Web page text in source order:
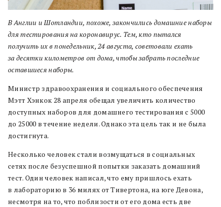
В Англии и Шотландии, похоже, закончились домашние наборы
для тестирования на коронавирус. Тем, кто пытался
получить их в понедельник, 24 августа, советовали ехать
за десятки километров от дома, чтобы забрать последние
оставшиеся наборы.
Министр здравоохранения и социального обеспечения
Мэтт Хэнкок 28 апреля обещал увеличить количество
доступных наборов для домашнего тестирования с 5000
до 25000 в течение недели. Однако эта цель так и не была
достигнута.
Несколько человек стали возмущаться в социальных
сетях после безуспешной попытки заказать домашний
тест. Один человек написал, что ему пришлось ехать
в лабораторию в 36 милях от Тивертона, на юге Девона,
несмотря на то, что поблизости от его дома есть две